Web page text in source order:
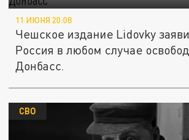
11 ИЮНЯ 20:08
Чешское издание Lidovky
Россия в любом случае
Донбасс.
СВО